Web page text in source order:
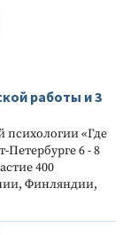
работы и 3
психологии «Где
Петербурге 6 - 8
400
Финляндии,